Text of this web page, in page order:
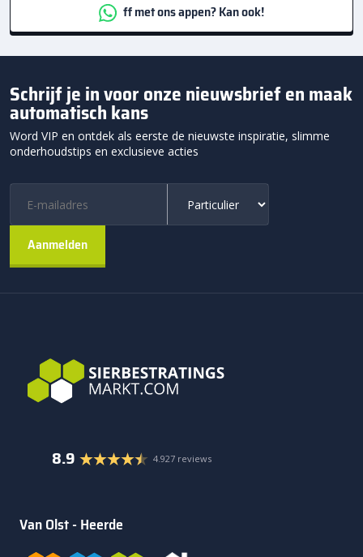
ff met ons appen? Kan ook!
Schrijf je in voor onze nieuwsbrief en maak
automatisch kans
Word VIP en ontdek als eerste de nieuwste inspiratie, slimme
onderhoudstips en exclusieve acties
8.9 4.927 reviews
Van Olst - Heerde